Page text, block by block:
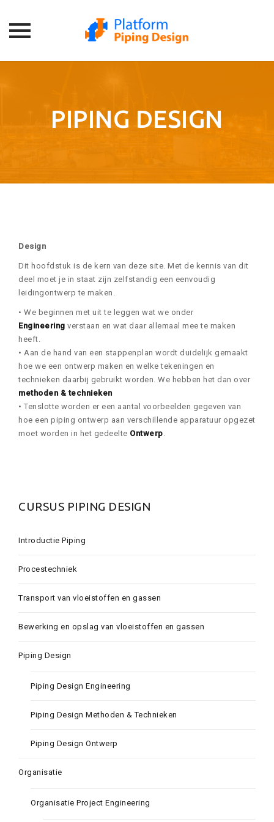
PIPING DESIGN
Design
Dit hoofdstuk is de kern van deze site. Met de kennis van dit
deel moet je in staat zijn zelfstandig een eenvoudig
leidingontwerp te maken.
• We beginnen met uit te leggen wat we onder
Engineering verstaan en wat daar allemaal mee te maken
heeft.
• Aan de hand van een stappenplan wordt duidelijk gemaakt
hoe we een ontwerp maken en welke tekeningen en
technieken daarbij gebruikt worden. We hebben het dan over
methoden & technieken
• Tenslotte worden er een aantal voorbeelden gegeven van
hoe een piping ontwerp aan verschillende apparatuur opgezet
moet worden in het gedeelte Ontwerp.
CURSUS PIPING DESIGN
Introductie Piping
Procestechniek
Transport van vloeistoffen en gassen
Bewerking en opslag van vloeistoffen en gassen
Piping Design
Piping Design Engineering
Piping Design Methoden & Technieken
Piping Design Ontwerp
Organisatie
Organisatie Project Engineering